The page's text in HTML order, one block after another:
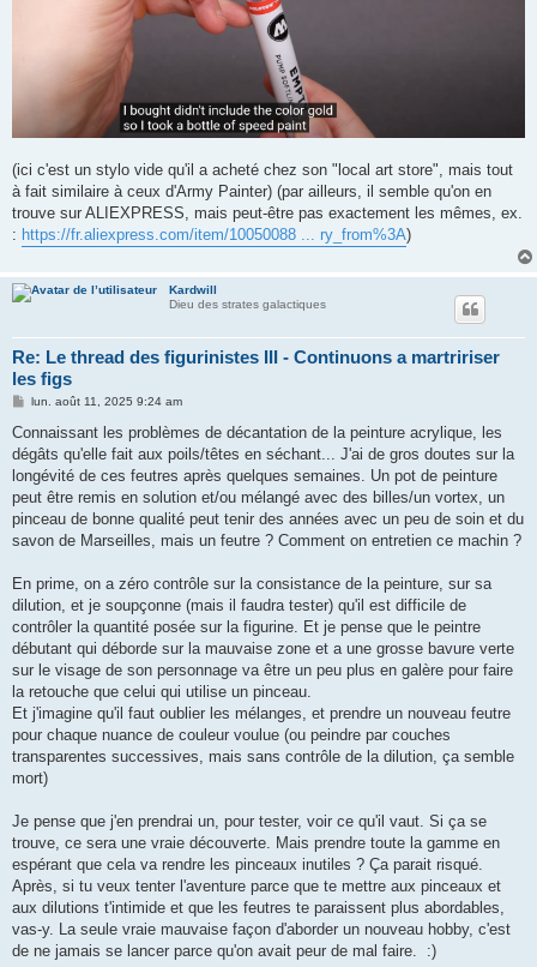
(ici c'est un stylo vide qu'il a acheté chez son "local art store", mais tout
à fait similaire à ceux d'Army Painter) (par ailleurs, il semble qu'on en
trouve sur ALIEXPRESS, mais peut-être pas exactement les mêmes, ex.
: https://fr.aliexpress.com/item/10050088 ... ry_from%3A)
Kardwill
Dieu des strates galactiques
Re: Le thread des figurinistes III - Continuons a martririser
les figs
M
s
a
g
lun. août 11, 2025 9:24 am
Connaissant les problèmes de décantation de la peinture acrylique, les
dégâts qu'elle fait aux poils/têtes en séchant... J'ai de gros doutes sur la
longévité de ces feutres après quelques semaines. Un pot de peinture
peut être remis en solution et/ou mélangé avec des billes/un vortex, un
pinceau de bonne qualité peut tenir des années avec un peu de soin et du
savon de Marseilles, mais un feutre ? Comment on entretien ce machin ?
En prime, on a zéro contrôle sur la consistance de la peinture, sur sa
dilution, et je soupçonne (mais il faudra tester) qu'il est difficile de
contrôler la quantité posée sur la figurine. Et je pense que le peintre
débutant qui déborde sur la mauvaise zone et a une grosse bavure verte
sur le visage de son personnage va être un peu plus en galère pour faire
la retouche que celui qui utilise un pinceau.
Et j'imagine qu'il faut oublier les mélanges, et prendre un nouveau feutre
pour chaque nuance de couleur voulue (ou peindre par couches
transparentes successives, mais sans contrôle de la dilution, ça semble
mort)
Je pense que j'en prendrai un, pour tester, voir ce qu'il vaut. Si ça se
trouve, ce sera une vraie découverte. Mais prendre toute la gamme en
espérant que cela va rendre les pinceaux inutiles ? Ça parait risqué.
Après, si tu veux tenter l'aventure parce que te mettre aux pinceaux et
aux dilutions t'intimide et que les feutres te paraissent plus abordables,
vas-y. La seule vraie mauvaise façon d'aborder un nouveau hobby, c'est
de ne jamais se lancer parce qu'on avait peur de mal faire. :)